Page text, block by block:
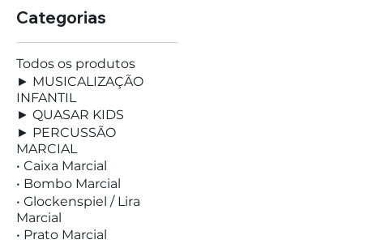
Categorias
Todos os produtos
► MUSICALIZAÇÃO
INFANTIL
► QUASAR KIDS
► PERCUSSÃO
MARCIAL
• Caixa Marcial
• Bombo Marcial
• Glockenspiel / Lira
Marcial
• Prato Marcial